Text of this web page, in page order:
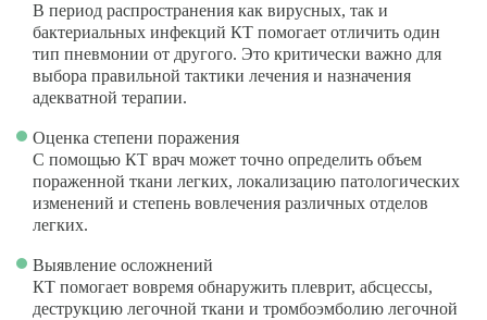
В период распространения как вирусных, так и
бактериальных инфекций КТ помогает отличить один
тип пневмонии от другого. Это критически важно для
выбора правильной тактики лечения и назначения
адекватной терапии.
Оценка степени поражения
С помощью КТ врач может точно определить объем
пораженной ткани легких, локализацию патологических
изменений и степень вовлечения различных отделов
легких.
Выявление осложнений
КТ помогает вовремя обнаружить плеврит, абсцессы,
деструкцию легочной ткани и тромбоэмболию легочной